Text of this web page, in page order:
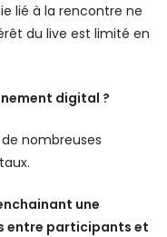
lié à la rencontre ne
du live est limité en
digital ?
nombreuses
une
entre participants et